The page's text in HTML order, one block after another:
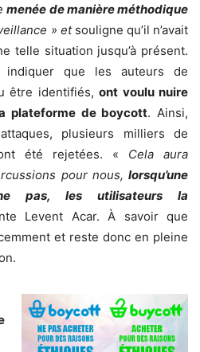
menée de manière méthodique
» et souligne qu’il n’avait
telle situation jusqu’à présent.
que les auteurs de
être identifiés,ont voulu nuire
plateforme de boycott. Ainsi,
plusieurs milliers de
été rejetées. « Cela aura
pour nous, lorsqu’une
pas, les utilisateurs la
Levent Acar. À savoir que
et reste donc en pleine